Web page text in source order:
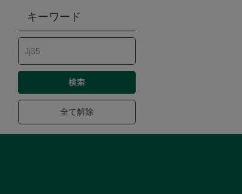
トレーニング
キーワード
全て解除